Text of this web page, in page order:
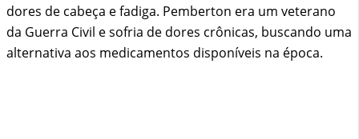
dores de cabeça e fadiga. Pemberton era um veterano
da Guerra Civil e sofria de dores crônicas, buscando uma
alternativa aos medicamentos disponíveis na época.